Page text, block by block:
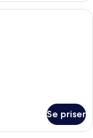
med en säng, ett
Se priser